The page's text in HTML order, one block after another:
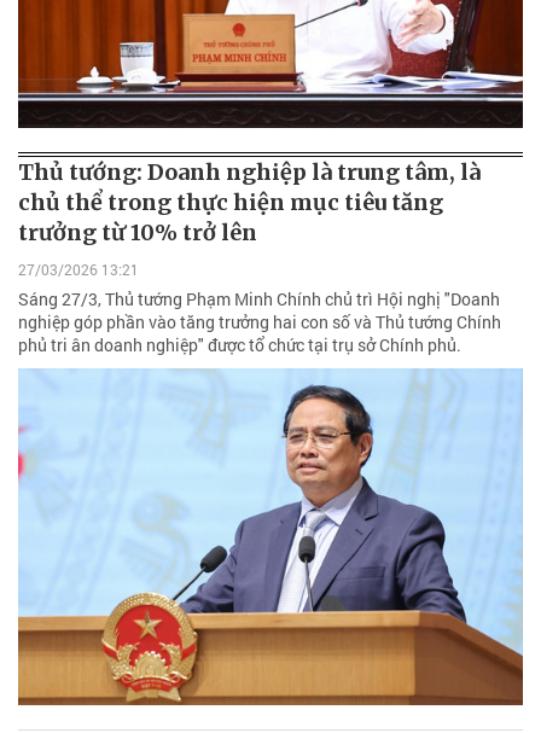
Thủ tướng: Doanh nghiệp là trung tâm, là
chủ thể trong thực hiện mục tiêu tăng
trưởng từ 10% trở lên
27/03/2026 13:21
Sáng 27/3, Thủ tướng Phạm Minh Chính chủ trì Hội nghị "Doanh
nghiệp góp phần vào tăng trưởng hai con số và Thủ tướng Chính
phủ tri ân doanh nghiệp" được tổ chức tại trụ sở Chính phủ.